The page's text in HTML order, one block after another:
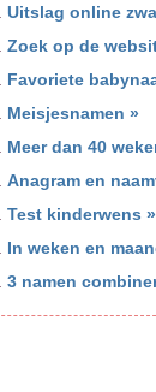
Uitslag online
Zoek op de
Favoriete
Meisjesnamen »
Meer dan 40
Anagram en
Test kinderwens »
In weken en
3 namen